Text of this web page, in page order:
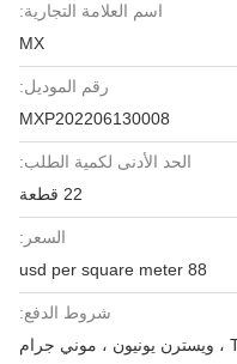
اسم العلامة التجارية:
MX
رقم الموديل:
MXP202206130008
الحد الأدنى لكمية الطلب:
22 قطعة
السعر:
88 usd per square meter
شروط الدفع: